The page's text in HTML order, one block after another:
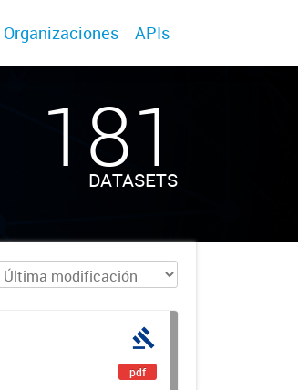
Organizaciones APIs
181
DATASETS
pdf